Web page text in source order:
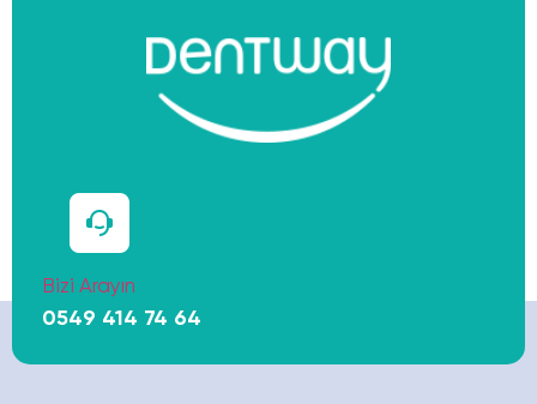
Bizi Arayın
0549 414 74 64